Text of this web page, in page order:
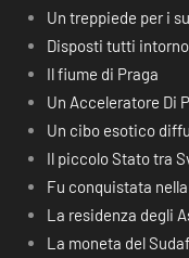
Un treppiede per i
Disposti tutti intorno
Il fiume di Praga
Un Acceleratore Di
Un cibo esotico
Il piccolo Stato tra
Fu conquistata
La residenza degli
La moneta del